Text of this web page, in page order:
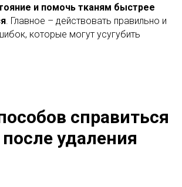
и помочь тканям быстрее
. Главное – действовать правильно и
которые могут усугубить
справиться
удаления